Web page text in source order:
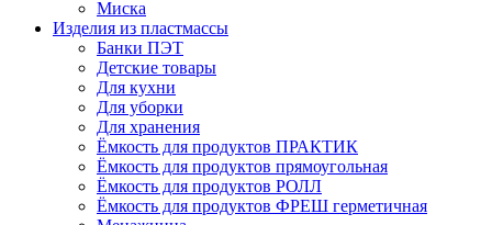
Миска
Изделия из пластмассы
Банки ПЭТ
Детские товары
Для кухни
Для уборки
Для хранения
Ёмкость для продуктов ПРАКТИК
Ёмкость для продуктов прямоугольная
Ёмкость для продуктов РОЛЛ
Ёмкость для продуктов ФРЕШ герметичная